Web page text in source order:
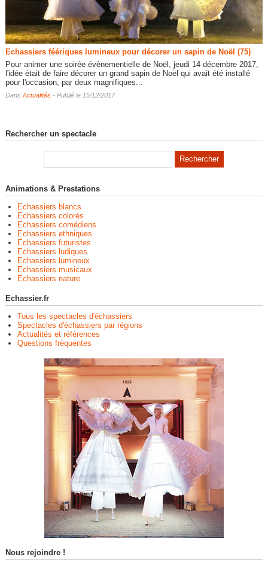
Echassiers féériques lumineux pour décorer un sapin de Noël (75)
Pour animer une soirée évènementielle de Noël, jeudi 14 décembre 2017,
l'idée était de faire décorer un grand sapin de Noël qui avait été installé
pour l'occasion, par deux magnifiques...
Dans Actualités- Publié le 15/12/2017
Rechercher un spectacle
Animations & Prestations
Echassiers blancs
Echassiers colorés
Echassiers comédiens
Echassiers ethniques
Echassiers futuristes
Echassiers ludiques
Echassiers lumineux
Echassiers musicaux
Echassiers nature
Echassier.fr
Tous les spectacles d'échassiers
Spectacles d'échassiers par régions
Actualités et références
Questions fréquentes
Nous rejoindre !